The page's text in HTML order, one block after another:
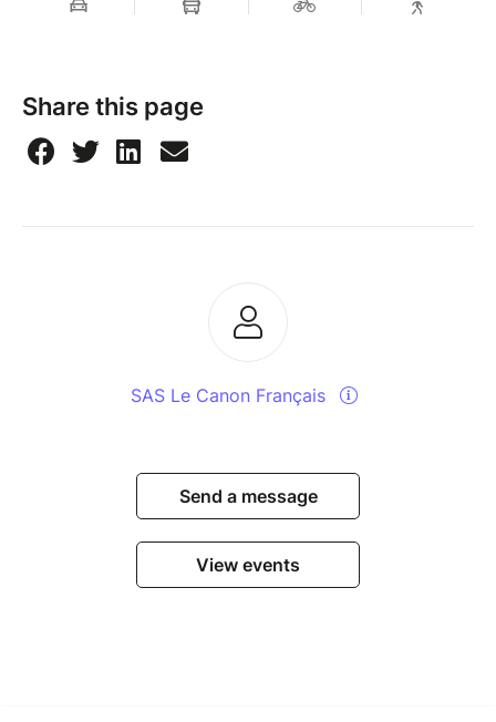
Share this page
SAS Le Canon Français
Send a message
View events